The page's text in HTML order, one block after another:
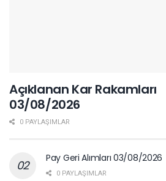
Açıklanan Kar Rakamları
03/08/2026
0 PAYLAŞIMLAR
Pay Geri Alımları 03/08/2026
0 PAYLAŞIMLAR